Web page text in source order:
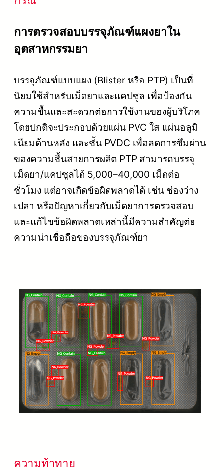
การตรวจสอบบรรจุภัณฑ์แผงยาใน
อุตสาหกรรมยา
บรรจุภัณฑ์แบบแผง (Blister หรือ PTP) เป็นที่
นิยมใช้สำหรับเม็ดยาและแคปซูล เพื่อป้องกัน
ความชื้นและสะดวกต่อการใช้งานของผู้บริโภค
โดยปกติจะประกอบด้วยแผ่น PVC ใส แผ่นอลูมิ
เนียมด้านหลัง และชั้น PVDC เพื่อลดการซึมผ่าน
ของความชื้นสายการผลิต PTP สามารถบรรจุ
เม็ดยา/แคปซูลได้ 5,000–40,000 เม็ดต่อ
ชั่วโมง แต่อาจเกิดข้อผิดพลาดได้ เช่น ช่องว่าง
เปล่า หรือปัญหาเกี่ยวกับเม็ดยาการตรวจสอบ
และแก้ไขข้อผิดพลาดเหล่านี้มีความสำคัญต่อ
ความน่าเชื่อถือของบรรจุภัณฑ์ยา
ความท้าทาย